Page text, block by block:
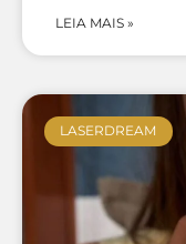
LEIA MAIS »
LASERDREAM